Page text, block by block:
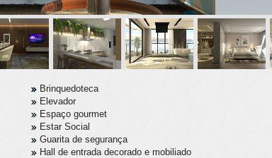
Brinquedoteca
Elevador
Espaço gourmet
Estar Social
Guarita de segurança
Hall de entrada decorado e mobiliado